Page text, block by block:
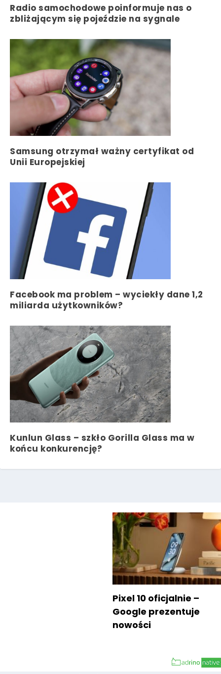
Radio samochodowe poinformuje nas o
zbliżającym się pojeździe na sygnale
Samsung otrzymał ważny certyfikat od
Unii Europejskiej
Facebook ma problem – wyciekły dane 1,2
miliarda użytkowników?
Kunlun Glass – szkło Gorilla Glass ma w
końcu konkurencję?
Pixel 10 oficjalnie –
Google prezentuje
nowości